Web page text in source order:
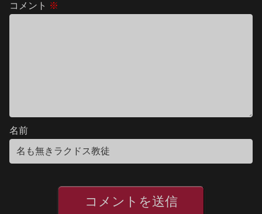
コメント ※
名前